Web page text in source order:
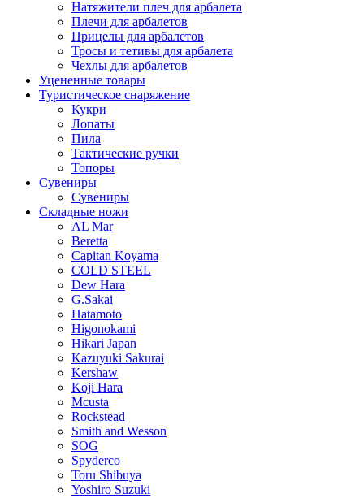
Натяжители плеч для арбалета
Плечи для арбалетов
Прицелы для арбалетов
Тросы и тетивы для арбалета
Чехлы для арбалетов
Уцененные товары
Туристическое снаряжение
Кукри
Лопаты
Пила
Тактические ручки
Топоры
Сувениры
Сувениры
Складные ножи
AL Mar
Beretta
Capitan Koyama
COLD STEEL
Dew Hara
G.Sakai
Hatamoto
Higonokami
Hikari Japan
Kazuyuki Sakurai
Kershaw
Koji Hara
Mcusta
Rockstead
Smith and Wesson
SOG
Spyderco
Toru Shibuya
Yoshiro Suzuki